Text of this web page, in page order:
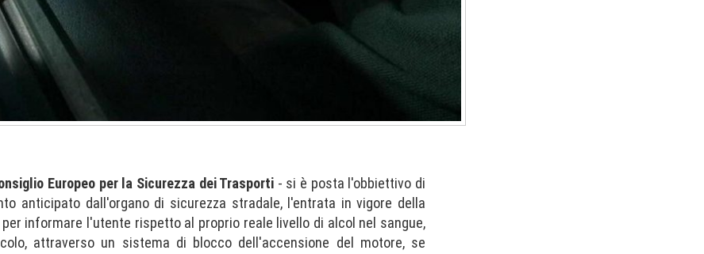
Europeo per la Sicurezza dei Trasporti - si è posta l'obbiettivo di
anticipato dall'organo di sicurezza stradale, l'entrata in vigore della
informare l'utente rispetto al proprio reale livello di alcol nel sangue,
attraverso un sistema di blocco dell'accensione del motore, se